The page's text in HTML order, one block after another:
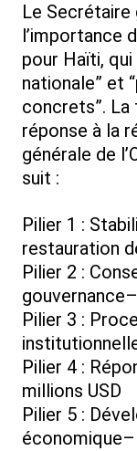
Le Secrétaire
l’importance
pour Haïti,
nationale” et
concrets”.
réponse à la
générale de
suit :
Pilier 1 :
restauration
Pilier 2 :
Pilier 3 :
Pilier 4 :
millions USD
Pilier 5 :
économique–